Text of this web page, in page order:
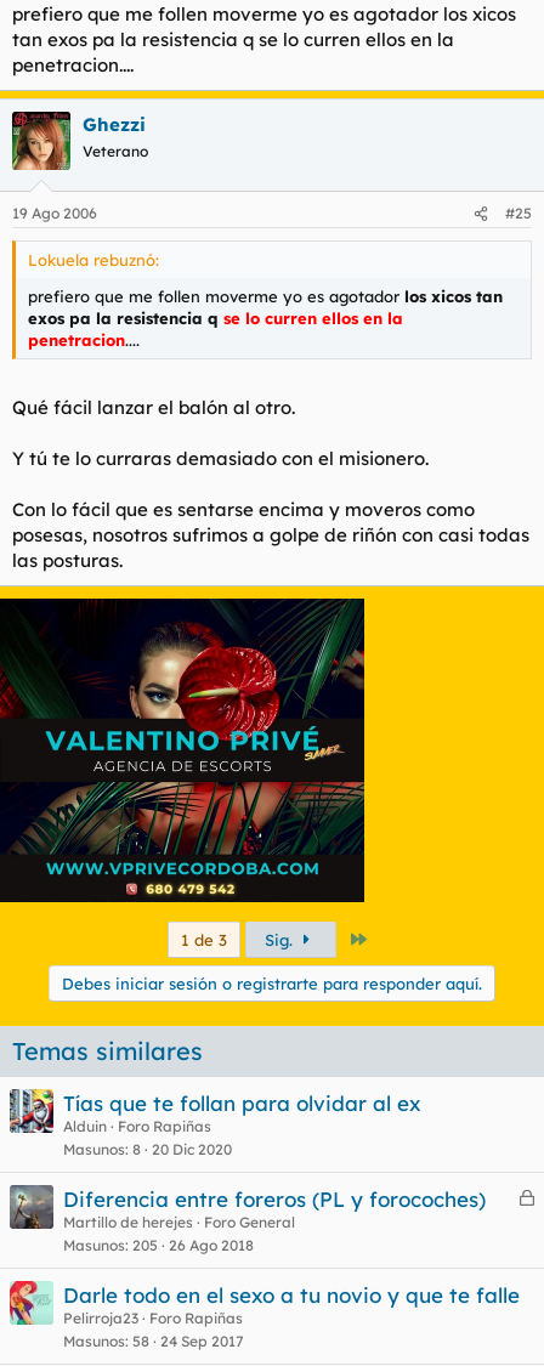
prefiero que me follen moverme yo es agotador los xicos
tan exos pa la resistencia q se lo curren ellos en la
penetracion....
Ghezzi
Veterano
19 Ago 2006 #25
Lokuela rebuznó:
prefiero que me follen moverme yo es agotador los xicos tan
exos pa la resistencia q se lo curren ellos en la
penetracion....
Qué fácil lanzar el balón al otro.
Y tú te lo curraras demasiado con el misionero.
Con lo fácil que es sentarse encima y moveros como
posesas, nosotros sufrimos a golpe de riñón con casi todas
las posturas.
1 de 3 Sig.
Debes iniciar sesión o registrarte para responder aquí.
Temas similares
Tías que te follan para olvidar al ex
Alduin
Foro Rapiñas
Masunos 8 20 Dic 2020
C
r
Diferencia entre foreros (PL y forocoches)
Martillo de herejes
Foro General
Masunos 205 26 Ago 2018
Darle todo en el sexo a tu novio y que te falle
Pelirroja23
Foro Rapiñas
Masunos 58 24 Sep 2017